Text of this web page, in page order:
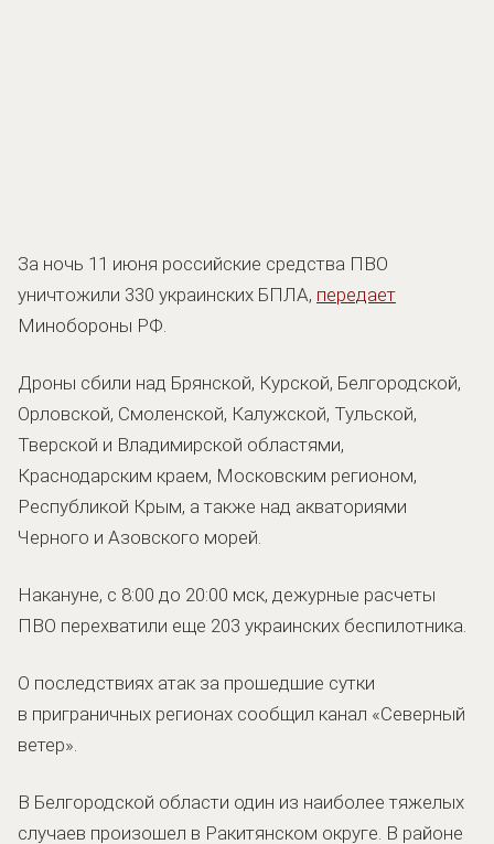
За ночь 11 июня российские средства ПВО
уничтожили 330 украинских БПЛА, передает
Минобороны РФ.
Дроны сбили над Брянской, Курской, Белгородской,
Орловской, Смоленской, Калужской, Тульской,
Тверской и Владимирской областями,
Краснодарским краем, Московским регионом,
Республикой Крым, а также над акваториями
Черного и Азовского морей.
Накануне, с 8:00 до 20:00 мск, дежурные расчеты
ПВО перехватили еще 203 украинских беспилотника.
О последствиях атак за прошедшие сутки
в приграничных регионах сообщил канал «Северный
ветер».
В Белгородской области один из наиболее тяжелых
случаев произошел в Ракитянском округе. В районе